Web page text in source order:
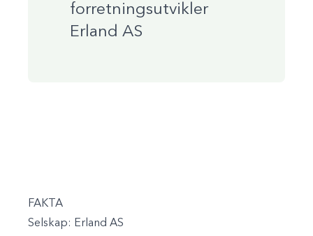
forretningsutvikler
Erland AS
FAKTA
Selskap: Erland AS